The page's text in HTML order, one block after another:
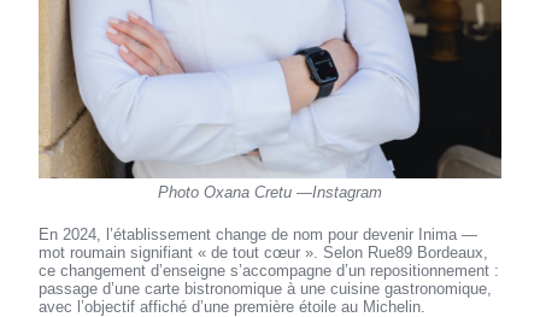
Photo Oxana Cretu —Instagram
En 2024, l’établissement change de nom pour devenir Inima —
mot roumain signifiant « de tout cœur ». Selon Rue89 Bordeaux,
ce changement d’enseigne s’accompagne d’un repositionnement :
passage d’une carte bistronomique à une cuisine gastronomique,
avec l’objectif affiché d’une première étoile au Michelin.